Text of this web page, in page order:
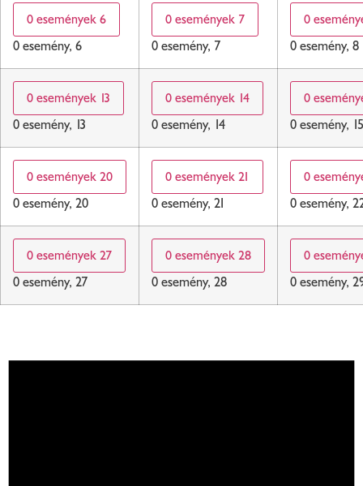
0 események 6
0 esemény, 6
0 események 7
0 esemény, 7
0
0 esemény, 8
0 események 13
0 esemény, 13
0 események 14
0 esemény, 14
0
0 esemény, 15
0 események 20
0 esemény, 20
0 események 21
0 esemény, 21
0
0 esemény,
0 események 27
0 esemény, 27
0 események 28
0 esemény, 28
0
0 esemény,